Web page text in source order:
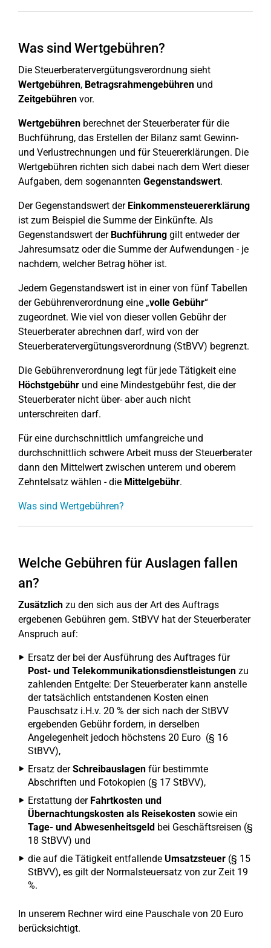
Was sind Wertgebühren?
Die Steuerberatervergütungsverordnung sieht
Wertgebühren, Betragsrahmengebühren und
Zeitgebühren vor.
Wertgebühren berechnet der Steuerberater für die
Buchführung, das Erstellen der Bilanz samt Gewinn-
und Verlustrechnungen und für Steuererklärungen. Die
Wertgebühren richten sich dabei nach dem Wert dieser
Aufgaben, dem sogenannten Gegenstandswert.
Der Gegenstandswert derEinkommensteuererklärung
ist zum Beispiel die Summe der Einkünfte. Als
Gegenstandswert derBuchführung gilt entweder der
Jahresumsatz oder die Summe der Aufwendungen - je
nachdem, welcher Betrag höher ist.
Jedem Gegenstandswert ist in einer von fünf Tabellen
der Gebührenverordnung eine „volle Gebühr“
zugeordnet. Wie viel von dieser vollen Gebühr der
Steuerberater abrechnen darf, wird von der
Steuerberatervergütungsverordnung (StBVV) begrenzt.
Die Gebührenverordnung legt für jede Tätigkeit eine
Höchstgebühr und eine Mindestgebühr fest, die der
Steuerberater nicht über- aber auch nicht
unterschreiten darf.
Für eine durchschnittlich umfangreiche und
durchschnittlich schwere Arbeit muss der Steuerberater
dann den Mittelwert zwischen unterem und oberem
Zehntelsatz wählen - die Mittelgebühr.
Was sind Wertgebühren?
Welche Gebühren für Auslagen fallen
an?
Zusätzlich zu den sich aus der Art des Auftrags
ergebenen Gebühren gem. StBVV hat der Steuerberater
Anspruch auf:
Ersatz der bei der Ausführung des Auftrages für
Post- und Telekommunikationsdienstleistungen zu
zahlenden Entgelte: Der Steuerberater kann anstelle
der tatsächlich entstandenen Kosten einen
Pauschsatz i.H.v. 20 % der sich nach der StBVV
ergebenden Gebühr fordern, in derselben
Angelegenheit jedoch höchstens 20 Euro (§ 16
StBVV),
Ersatz derSchreibauslagen für bestimmte
Abschriften und Fotokopien (§ 17 StBVV),
Erstattung der Fahrtkosten und
Übernachtungskosten als Reisekosten sowie ein
Tage- und Abwesenheitsgeld bei Geschäftsreisen (§
18 StBVV) und
die auf die Tätigkeit entfallende Umsatzsteuer (§ 15
StBVV), es gilt der Normalsteuersatz von zur Zeit 19
%.
In unserem Rechner wird eine Pauschale von 20 Euro
berücksichtigt.